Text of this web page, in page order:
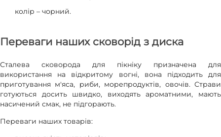
колір – чорний.
Переваги наших сковорід з диска
Сталева сковорода для пікніку призначена для
використання на відкритому вогні, вона підходить для
приготування м'яса, риби, морепродуктів, овочів. Страви
готуються досить швидко, виходять ароматними, мають
насичений смак, не підгорають.
Переваги наших товарів: